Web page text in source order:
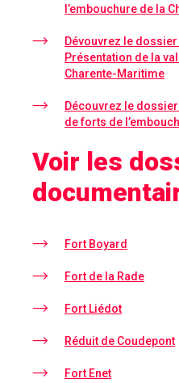
l’embouchure de la
Dévouvrez le dossier
Présentation de la
Charente-Maritime
Découvrez le
de forts de
Voir les
Fort Boyard
Fort de la Rade
Fort Liédot
Réduit de Coudepont
Fort Enet